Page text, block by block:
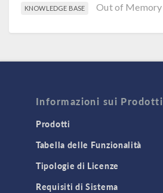
KNOWLEDGE BASE Out of Memory
Informazioni sui Prodotti
Prodotti
Tabella delle Funzionalità
Tipologie di Licenze
Requisiti di Sistema